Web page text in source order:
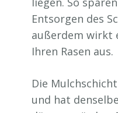
Entsorgen des
außerdem wirkt
Ihren Rasen aus.
Die
und hat